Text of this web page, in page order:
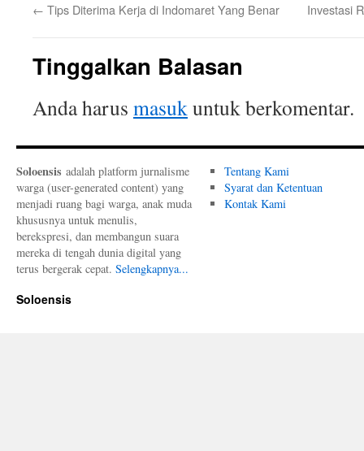
← Tips Diterima Kerja di Indomaret Yang Benar Investasi
Tinggalkan Balasan
Anda harus masukuntuk berkomentar.
Soloensis adalah platform jurnalisme
warga (user-generated content) yang
menjadi ruang bagi warga, anak muda
khususnya untuk menulis,
berekspresi, dan membangun suara
mereka di tengah dunia digital yang
terus bergerak cepat. Selengkapnya...
Tentang Kami
Syarat dan Ketentuan
Kontak Kami
Soloensis